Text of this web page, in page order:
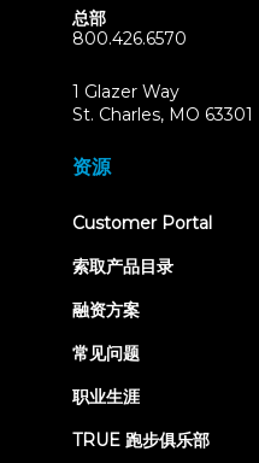
总部
800.426.6570
1 Glazer Way
St. Charles, MO 63301
资源
Customer Portal(opens
索取产品目录
融资方案
常见问题
职业生涯
TRUE 跑步俱乐部